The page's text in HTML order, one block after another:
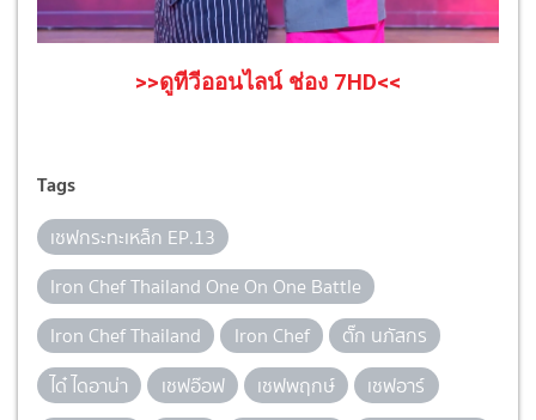
>>ดูทีวีออนไลน์ ช่อง 7HD<<
Tags
เชฟกระทะเหล็ก EP.13
Iron Chef Thailand One On One Battle
Iron Chef Thailand
Iron Chef
ตั๊ก นภัสกร
ได๋ ไดอาน่า
เชฟอ๊อฟ เชฟพฤกษ์
เชฟอาร์